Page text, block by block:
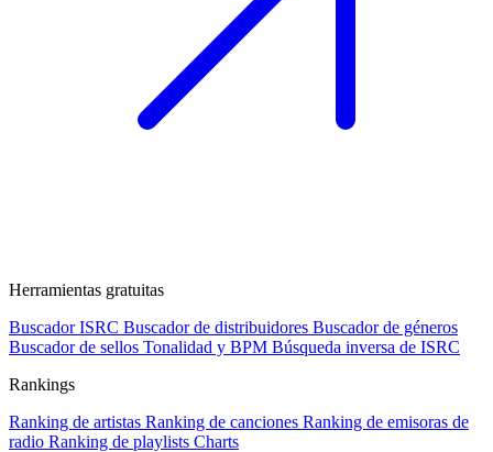
Herramientas gratuitas
Buscador ISRC Buscador de distribuidores Buscador de géneros
Buscador de sellos Tonalidad y BPM Búsqueda inversa de ISRC
Rankings
Ranking de artistas Ranking de canciones Ranking de emisoras de
radio Ranking de playlists Charts